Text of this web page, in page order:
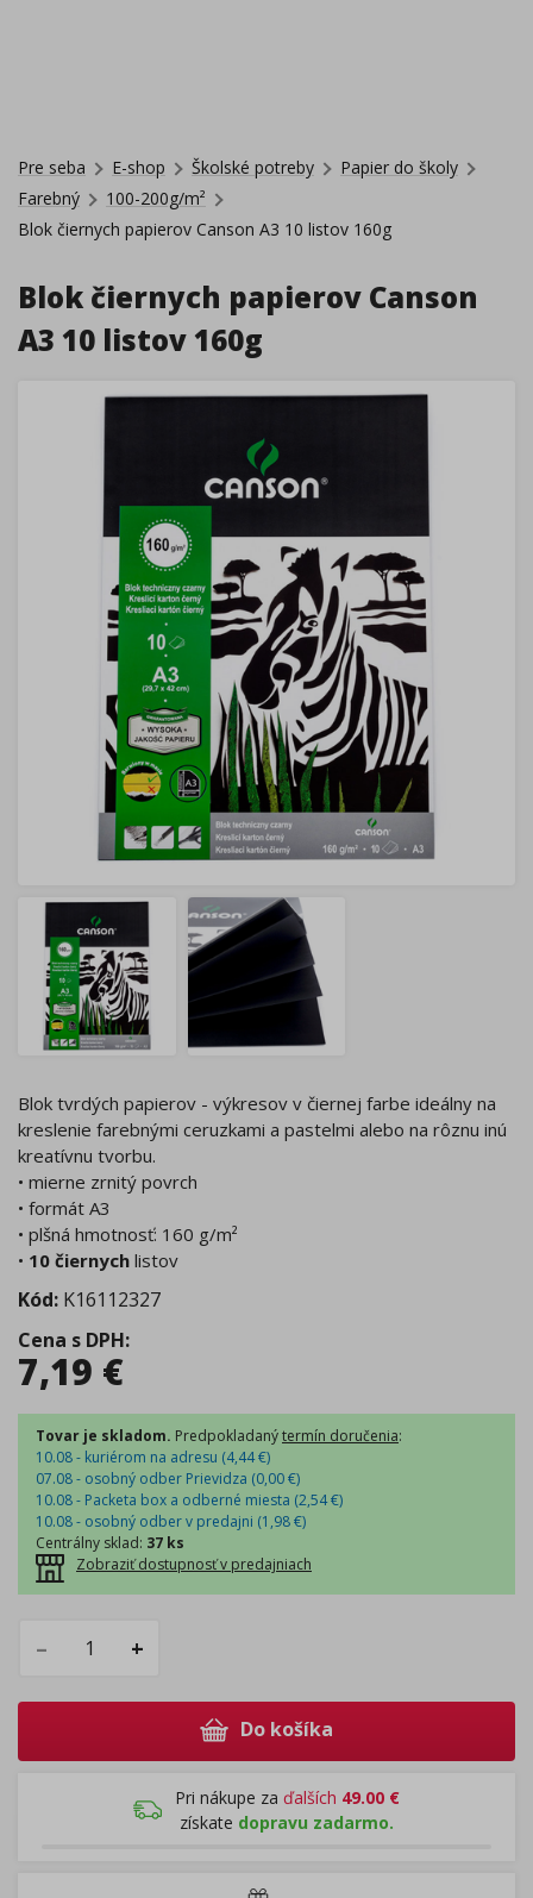
Pre seba E-shop Školské potreby
Papier do školy
Farebný
100-200g/m²
Blok čiernych papierov Canson A3 10 listov 160g
Blok čiernych papierov Canson
A3 10 listov 160g
Blok tvrdých papierov - výkresov v čiernej farbe ideálny na
kreslenie farebnými ceruzkami a pastelmi alebo na rôznu inú
kreatívnu tvorbu.
• mierne zrnitý povrch
• formát A3
• plšná hmotnosť: 160 g/m²
• 10 čiernych listov
Kód: K16112327
Cena s DPH:
7,19 €
Tovar je skladom. Predpokladanýtermín doručenia:
10.08 - kuriérom na adresu (4,44€)
07.08 - osobný odber Prievidza (0,00€)
10.08 - Packeta box a odberné miesta (2,54€)
10.08 - osobný odber v predajni (1,98€)
Centrálny sklad: 37 ks
Zobraziť dostupnosť v predajniach
– +
Do košíka
Pri nákupe za ďalších 49.00€
získate dopravu zadarmo.